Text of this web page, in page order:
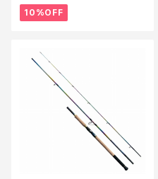
10%OFF